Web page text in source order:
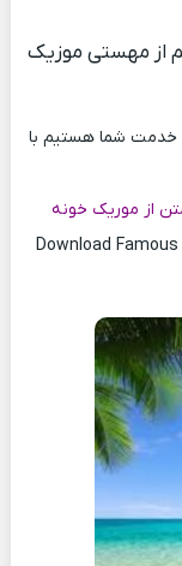
از مهستی موزیک
خدمت شما هستیم با
از موریک خونه
Download